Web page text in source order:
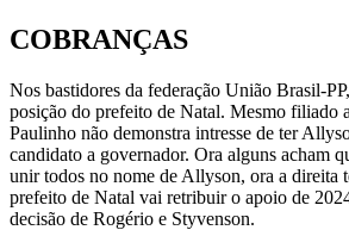
COBRANÇAS
Nos bastidores da federação União Brasil-
posição do prefeito de Natal. Mesmo filiado
Paulinho não demonstra intresse de ter
candidato a governador. Ora alguns acham
unir todos no nome de Allyson, ora a direita
prefeito de Natal vai retribuir o apoio de
decisão de Rogério e Styvenson.